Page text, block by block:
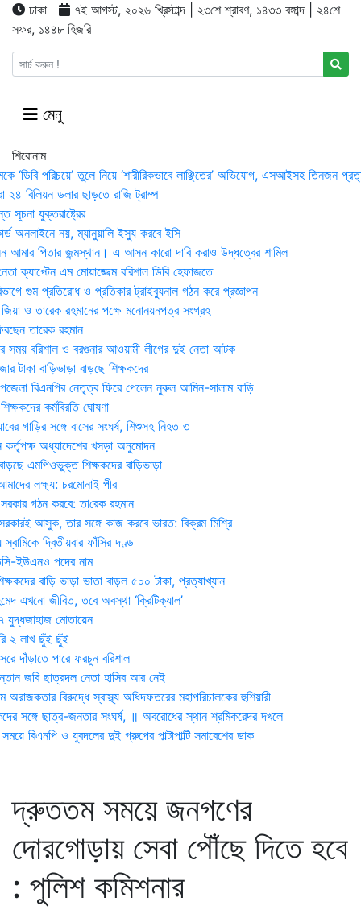
ঢাকা
৭ই আগস্ট, ২০২৬ খ্রিস্টাব্দ | ২৩শে শ্রাবণ, ১৪৩৩ বঙ্গাব্দ | ২৪শে
সফর, ১৪৪৮ হিজরি
মেনু
শিরোনাম
‘ডিবি পরিচয়ে’ তুলে নিয়ে ‘শারীরিকভাবে লাঞ্ছিতের’ অভিযোগ, এসআইসহ তিনজন
২৪ বিলিয়ন ডলার ছাড়তে রাজি ট্রাম্প
সূচনা যুক্তরাষ্ট্রের
অনলাইনে নয়, ম্যানুয়ালি ইস্যু করবে ইসি
পিতার জন্মস্থান। এ আসন কারো দাবি করাও উদ্ধত্বের শামিল
ক্যাপ্টেন এম মোয়াজ্জেম বরিশাল ডিবি হেফাজতে
গুম প্রতিরোধ ও প্রতিকার ট্রাইব্যুনাল গঠন করে প্রজ্ঞাপন
ও তারেক রহমানের পক্ষে মনোনয়নপত্র সংগ্রহ
তারেক রহমান
সময় ব‌রিশাল ও বরগুনার আওয়ামী লীগের দুই নেতা আটক
টাকা বাড়িভাড়া বাড়ছে শিক্ষকদের
বিএনপির নেতৃত্ব ফিরে পেলেন নুরুল আমিন-সালাম রাড়ি
কর্মবিরতি ঘোষণা
গাড়ির সঙ্গে বাসের সংঘর্ষ, শিশুসহ নিহত ৩
কর্তৃপক্ষ অধ্যাদেশের খসড়া অনুমোদন
এমপিওভুক্ত শিক্ষকদের বাড়িভাড়া
লক্ষ্য: চরমোনাই পীর
গঠন করবে: তা‌রেক রহমান
আসুক, তার সঙ্গে কাজ করবে ভারত: বিক্রম মিশ্রি
দ্বিতীয়বার ফাঁসির দণ্ড
ইউএনও পদের নাম
বাড়ি ভাড়া ভাতা বাড়ল ৫০০ টাকা, প্রত্যাখ্যান
এখনো জীবিত, তবে অবস্থা ‘ক্রিটিক্যাল’
যুদ্ধজাহাজ মোতায়েন
২ লাখ ছুঁই ছুঁই
দাঁড়াতে পারে ফরচুন বরিশাল
জবি ছাত্রদল নেতা হাসিব আর নেই
অরাজকতার বিরুদ্ধে স্বাস্থ্য অধিদফতরের মহাপরিচালকের হুশিয়ারী
সঙ্গে ছাত্র-জনতার সংঘর্ষ, ॥ অবরোধের স্থান শ্রমিকরেদর দখলে
বিএনপি ও যুবদলের দুই গ্রুপের পাল্টাপাল্টি সমাবেশের ডাক
দ্রুততম সময়ে জনগণের
দোরগোড়ায় সেবা পৌঁছে দিতে হবে
: পুলিশ কমিশনার